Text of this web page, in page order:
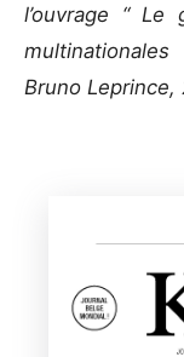
l’ouvrage “ Le
Bruno Leprince,